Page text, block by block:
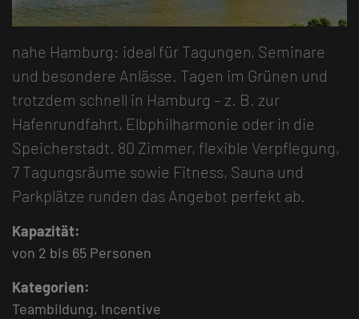
nahe Hamburg: ideal für Tagungen, Seminare
und besondere Anlässe. Tagen im Grünen und
trotzdem schnell in Hamburg – z. B. zur
Hafenrundfahrt, Elbphilharmonie oder in die
Speicherstadt. 80 Zimmer, flexible Verpflegung,
7 Tagungsräume sowie Fitness, Sauna und
Parkplätze runden das Angebot perfekt ab.
Kapazität:
von 2 bis 65 Personen
Kategorien:
Teambildung, Incentive